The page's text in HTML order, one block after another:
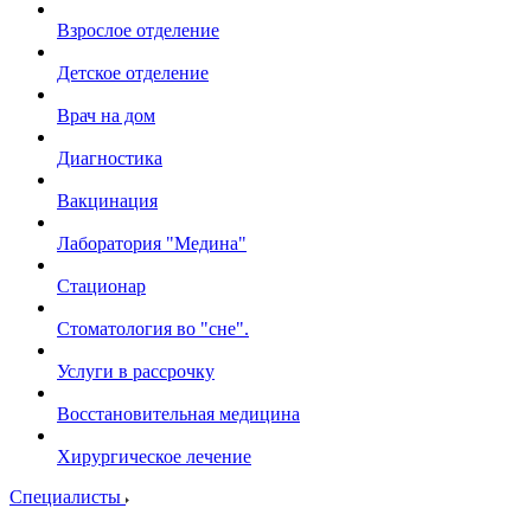
Взрослое отделение
Детское отделение
Врач на дом
Диагностика
Вакцинация
Лаборатория "Медина"
Стационар
Стоматология во "сне".
Услуги в рассрочку
Восстановительная медицина
Хирургическое лечение
Специалисты